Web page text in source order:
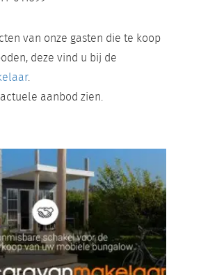
van onze gasten die te koop
deze vind u bij de
.
aanbod zien.